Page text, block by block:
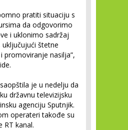
pratiti situaciju s
da odgovorimo
i uklonimo sadržaj
štetne
promoviranje nasilja”,
je u nedelju da
državnu televizijsku
agenciju Sputnjik.
operateri takođe su
RT kanal.